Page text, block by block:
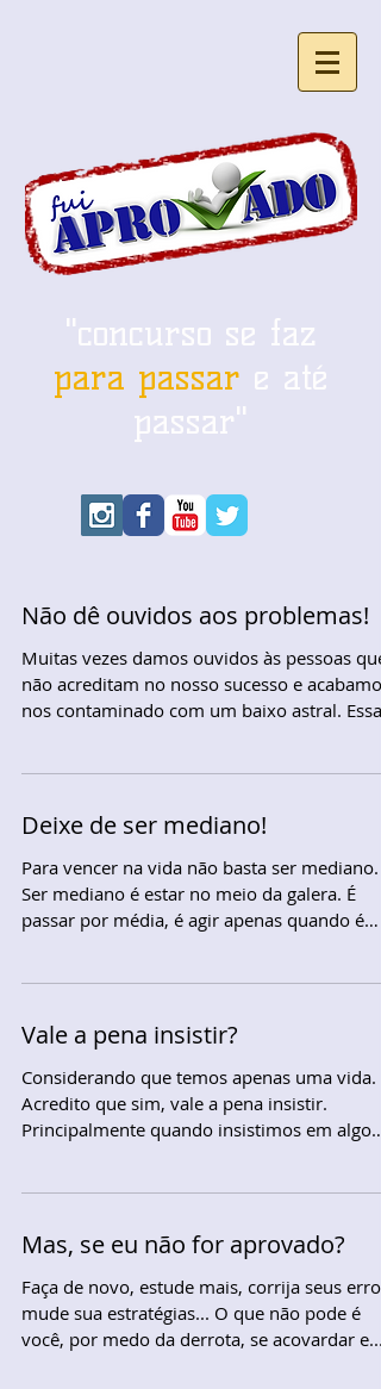
"concurso se faz
para passar e até
passar"
Não dê ouvidos aos problemas!
Muitas vezes damos ouvidos às pessoas que
não acreditam no nosso sucesso e acabamos
nos contaminado com um baixo astral. Essas
Deixe de ser mediano!
Para vencer na vida não basta ser mediano.
Ser mediano é estar no meio da galera. É
passar por média, é agir apenas quando é
Vale a pena insistir?
Considerando que temos apenas uma vida.
Acredito que sim, vale a pena insistir.
Principalmente quando insistimos em algo
Mas, se eu não for aprovado?
Faça de novo, estude mais, corrija seus erros,
mude sua estratégias... O que não pode é
você, por medo da derrota, se acovardar e...